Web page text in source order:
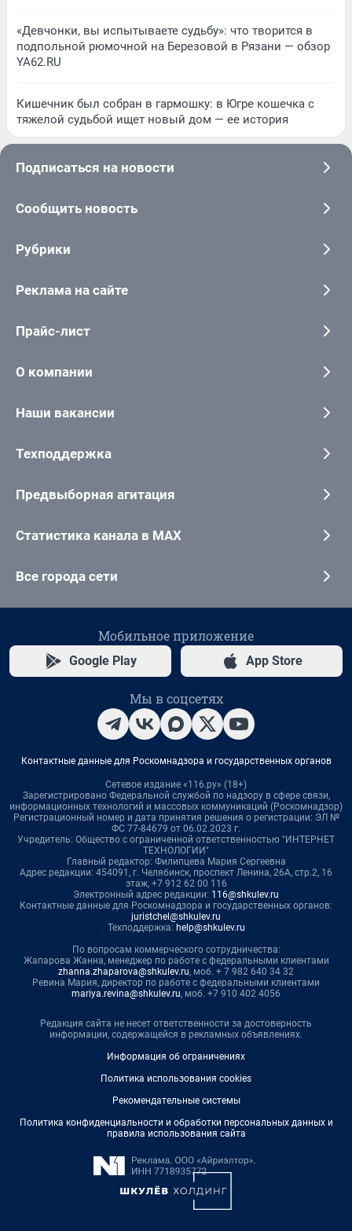
«Девчонки, вы испытываете судьбу»: что творится в
подпольной рюмочной на Березовой в Рязани — обзор
YA62.RU
Кишечник был собран в гармошку: в Югре кошечка с
тяжелой судьбой ищет новый дом — ее история
Подписаться на новости
Сообщить новость
Рубрики
Реклама на сайте
Прайс-лист
О компании
Наши вакансии
Техподдержка
Предвыборная агитация
Статистика канала в MAX
Все города сети
Мобильное приложение
Google Play App Store
Мы в соцсетях
Контактные данные для Роскомнадзора и государственных органов
Сетевое издание «116.ру» (18+)
Зарегистрировано Федеральной службой по надзору в сфере связи,
информационных технологий и массовых коммуникаций (Роскомнадзор)
Регистрационный номер и дата принятия решения о регистрации: ЭЛ №
ФС 77-84679 от 06.02.2023 г.
Учредитель: Общество с ограниченной ответственностью "ИНТЕРНЕТ
ТЕХНОЛОГИИ"
Главный редактор: Филипцева Мария Сергеевна
Адрес редакции: 454091, г. Челябинск, проспект Ленина, 26А, стр.2, 16
этаж, +7 912 62 00 116
Электронный адрес редакции: 116@shkulev.ru
Контактные данные для Роскомнадзора и государственных органов:
juristchel@shkulev.ru
Техподдержка: help@shkulev.ru
По вопросам коммерческого сотрудничества:
Жапарова Жанна, менеджер по работе с федеральными клиентами
zhanna.zhaparova@shkulev.ru, моб. + 7 982 640 34 32
Ревина Мария, директор по работе с федеральными клиентами
mariya.revina@shkulev.ru, моб. +7 910 402 4056
Редакция сайта не несет ответственности за достоверность
информации, содержащейся в рекламных объявлениях.
Информация об ограничениях
Политика использования cookies
Рекомендательные системы
Политика конфиденциальности и обработки персональных данных и
правила использования сайта